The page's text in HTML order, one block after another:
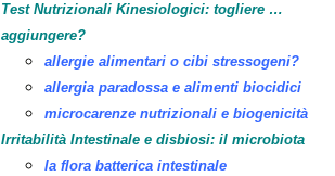
Test Nutrizionali Kinesiologici: togliere …
aggiungere?
allergie alimentari o cibi stressogeni?
allergia paradossa e alimenti biocidici
microcarenze nutrizionali e biogenicità
Irritabilità Intestinale e disbiosi: il microbiota
la flora batterica intestinale